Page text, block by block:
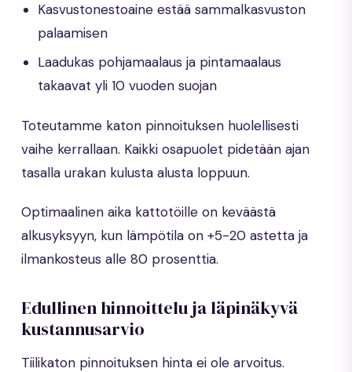
Kasvustonestoaine estää sammalkasvuston
palaamisen
Laadukas pohjamaalaus ja pintamaalaus
takaavat yli 10 vuoden suojan
Toteutamme katon pinnoituksen huolellisesti
vaihe kerrallaan. Kaikki osapuolet pidetään ajan
tasalla urakan kulusta alusta loppuun.
Optimaalinen aika kattotöille on keväästä
alkusyksyyn, kun lämpötila on +5-20 astetta ja
ilmankosteus alle 80 prosenttia.
Edullinen hinnoittelu ja läpinäkyvä
kustannusarvio
Tiilikaton pinnoituksen hinta ei ole arvoitus.